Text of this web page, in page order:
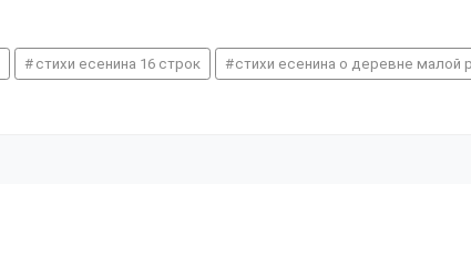
стихи есенина 16 строк стихи есенина о деревне малой